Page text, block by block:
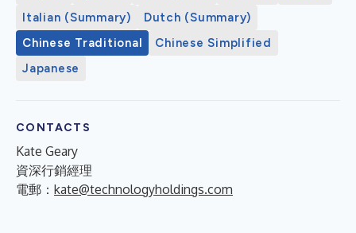
Italian (Summary)
Dutch (Summary)
Chinese Traditional
Chinese Simplified
Japanese
CONTACTS
Kate Geary
資深行銷經理
電郵： kate@technologyholdings.com